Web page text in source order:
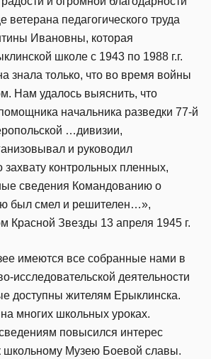
педагогического труда
Ивановны, которая
школе с 1943 по 1988 г.г.
знала только, что во время войны
Нам удалось выяснить, что
начальника разведки 77-й
…дивизии,
и руководил
захвату контрольных пленных,
сведения Командованию о
был смел и решителен…»,
Красной Звезды 13 апреля 1945 г.
имеются все собранные нами в
исследовательской деятельности
доступны жителям Ерыклинска.
многих школьных уроках.
повысился интерес
школьному Музею Боевой славы.